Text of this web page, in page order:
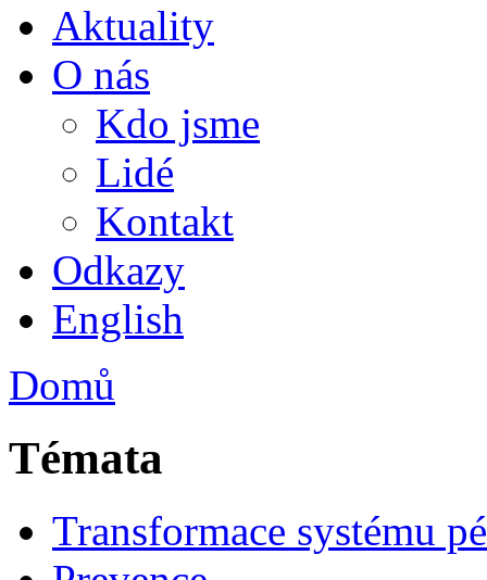
Aktuality
O nás
Kdo jsme
Lidé
Kontakt
Odkazy
English
Domů
Témata
Transformace systému